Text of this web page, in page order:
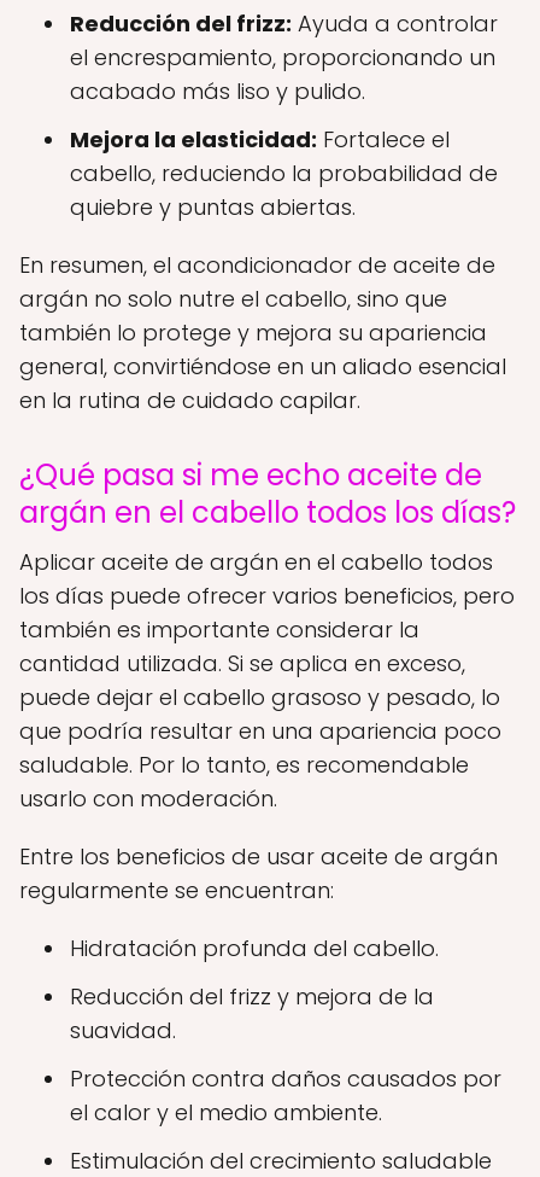
Reducción del frizz: Ayuda a controlar
el encrespamiento, proporcionando un
acabado más liso y pulido.
Mejora la elasticidad: Fortalece el
cabello, reduciendo la probabilidad de
quiebre y puntas abiertas.
En resumen, el acondicionador de aceite de
argán no solo nutre el cabello, sino que
también lo protege y mejora su apariencia
general, convirtiéndose en un aliado esencial
en la rutina de cuidado capilar.
¿Qué pasa si me echo aceite de
argán en el cabello todos los días?
Aplicar aceite de argán en el cabello todos
los días puede ofrecer varios beneficios, pero
también es importante considerar la
cantidad utilizada. Si se aplica en exceso,
puede dejar el cabello grasoso y pesado, lo
que podría resultar en una apariencia poco
saludable. Por lo tanto, es recomendable
usarlo con moderación.
Entre los beneficios de usar aceite de argán
regularmente se encuentran:
Hidratación profunda del cabello.
Reducción del frizz y mejora de la
suavidad.
Protección contra daños causados por
el calor y el medio ambiente.
Estimulación del crecimiento saludable